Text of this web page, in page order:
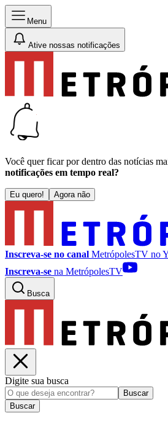
Menu
Ative nossas notificações
Você quer ficar por dentro das notícias
notificações em tempo real?
Eu quero! Agora não
Inscreva-se no canal MetrópolesTV no
Inscreva-se na MetrópolesTV
Busca
Digite sua busca
Buscar
Buscar